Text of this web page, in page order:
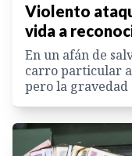
Violento
vida a
En un afán de
carro particular
pero la gravedad